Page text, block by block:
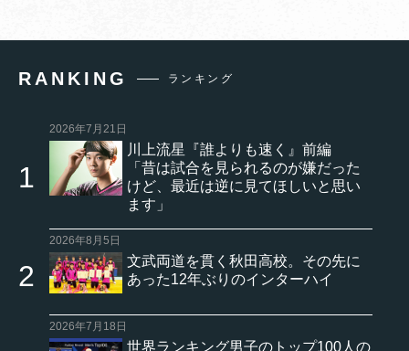
RANKING ランキング
2026年7月21日
川上流星『誰よりも速く』前編
「昔は試合を見られるのが嫌だった
けど、最近は逆に見てほしいと思い
ます」
2026年8月5日
文武両道を貫く秋田高校。その先に
あった12年ぶりのインターハイ
2026年7月18日
世界ランキング男子のトップ100人の